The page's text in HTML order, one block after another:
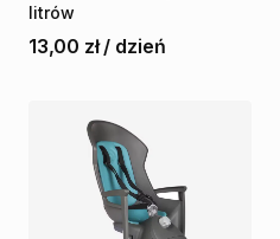
litrów
13,00 zł / dzień